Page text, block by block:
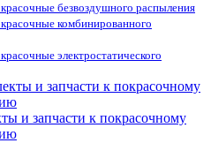
безвоздушного распыления
комбинированного
электростатического
и запчасти к покрасочному